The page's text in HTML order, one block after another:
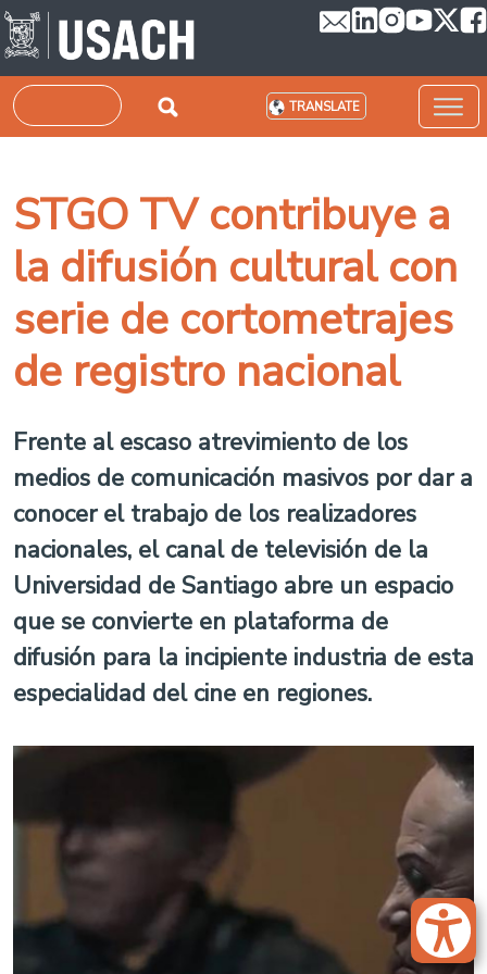
Skip to main content
Search TRANSLATE
STGO TV contribuye a
la difusión cultural con
serie de cortometrajes
de registro nacional
Frente al escaso atrevimiento de los
medios de comunicación masivos por dar a
conocer el trabajo de los realizadores
nacionales, el canal de televisión de la
Universidad de Santiago abre un espacio
que se convierte en plataforma de
difusión para la incipiente industria de esta
especialidad del cine en regiones.